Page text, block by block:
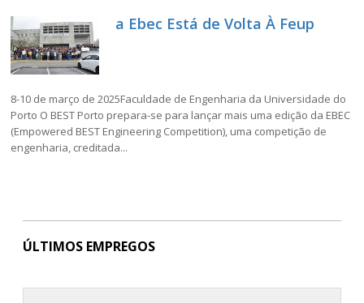
a Ebec Está de Volta À Feup
8-10 de março de 2025Faculdade de Engenharia da Universidade do
Porto O BEST Porto prepara-se para lançar mais uma edição da EBEC
(Empowered BEST Engineering Competition), uma competição de
engenharia, creditada...
ÚLTIMOS EMPREGOS